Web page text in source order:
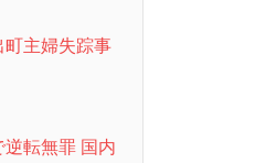
主婦失踪事
転無罪 国内